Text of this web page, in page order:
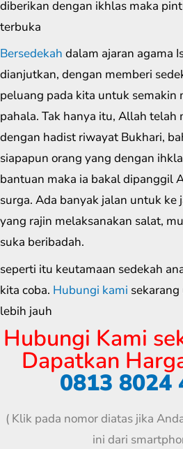
diberikan dengan ikhlas maka
terbuka
Bersedekah dalam ajaran agama
dianjutkan, dengan memberi
peluang pada kita untuk semakin
pahala. Tak hanya itu, Allah telah
dengan hadist riwayat Bukhari,
siapapun orang yang dengan
bantuan maka ia bakal dipanggil
surga. Ada banyak jalan untuk ke
yang rajin melaksanakan salat,
suka beribadah.
seperti itu keutamaan sedekah
kita coba. Hubungi kami
lebih jauh
Hubungi Kami
Dapatkan
0813 8024
( Klik pada nomor diatas jika
ini dari